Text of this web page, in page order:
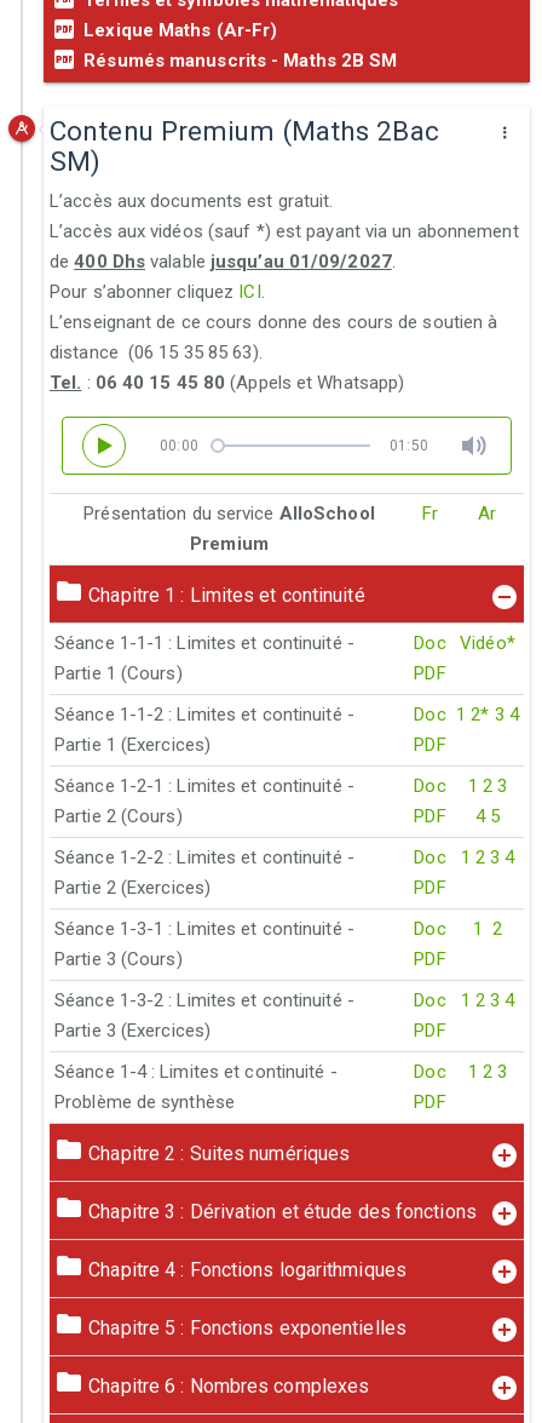
Lexique Maths (Ar-Fr)
Résumés manuscrits - Maths 2B SM
Contenu Premium (Maths 2Bac
SM)
L’accès aux documents est gratuit.
L’accès aux vidéos (sauf *) est payant via un abonnement
de400 Dhs valable jusqu’au 01/09/2027.
Pour s’abonner cliquez ICI .
L’enseignant de ce cours donne des cours de soutien à
distance (06 15 35 85 63).
Tel. : 06 40 15 45 80 (Appels et Whatsapp)
00:00 01:50
Présentation du service AlloSchool
Premium
Fr Ar
Chapitre 1 : Limites et continuité
Séance 1-1-1 : Limites et continuité -
Partie 1 (Cours)
Doc
PDF
Vidéo*
Séance 1-1-2 : Limites et continuité -
Partie 1 (Exercices)
Doc
PDF
1 2* 3 4
Séance 1-2-1 : Limites et continuité -
Partie 2 (Cours)
Doc
PDF
1 2 3
4 5
Séance 1-2-2 : Limites et continuité -
Partie 2 (Exercices)
Doc
PDF
1 2 3 4
Séance 1-3-1 : Limites et continuité -
Partie 3 (Cours)
Doc
PDF
1 2
Séance 1-3-2 : Limites et continuité -
Partie 3 (Exercices)
Doc
PDF
1 2 3 4
Séance 1-4 : Limites et continuité -
Problème de synthèse
Doc
PDF
1 2 3
Chapitre 2 : Suites numériques
Chapitre 3 : Dérivation et étude des fonctions
Chapitre 4 : Fonctions logarithmiques
Chapitre 5 : Fonctions exponentielles
Chapitre 6 : Nombres complexes